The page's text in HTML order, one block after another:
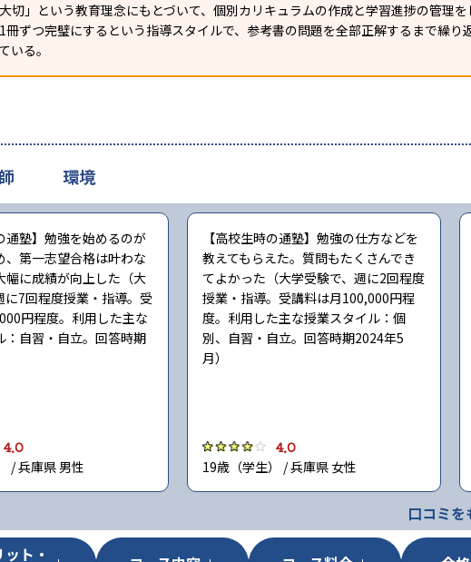
切」という教育理念にもとづいて、個別カリキュラムの作成と学習進捗の管理を
ずつ完璧にするという指導スタイルで、参考書の問題を全部正解するまで繰り
いる。
通塾】勉強を始めるのが
、第一志望合格は叶わな
幅に成績が向上した（大
に7回程度授業・指導。受
円程度。利用した主な
：自習・自立。回答時期
4.0
/ 兵庫県 男性
【高校生時の通塾】勉強の仕方などを
教えてもらえた。質問もたくさんでき
てよかった（大学受験で、週に2回程度
授業・指導。受講料は月100,000円程
度。利用した主な授業スタイル：個
別、自習・自立。回答時期2024年5
月）
4.0
19歳（学生） / 兵庫県 女性
口コミを
環境
ト・